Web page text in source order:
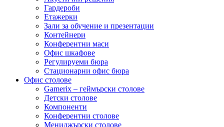
Гардероби
Етажерки
Зали за обучение и презентации
Контейнери
Конферентни маси
Офис шкафове
Регулируеми бюра
Стационарни офис бюра
Офис столове
Gamerix – геймърски столове
Детски столове
Компоненти
Конферентни столове
Мениджърски столове